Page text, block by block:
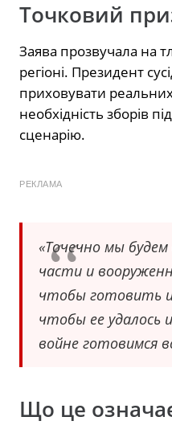
Точковий
Заява прозвучала на
регіоні. Президент
приховувати
необхідність зборів
сценарію.
РЕКЛАМА
«Точечно мы
части и
чтобы готовить
чтобы ее
войне готовимся
Що це